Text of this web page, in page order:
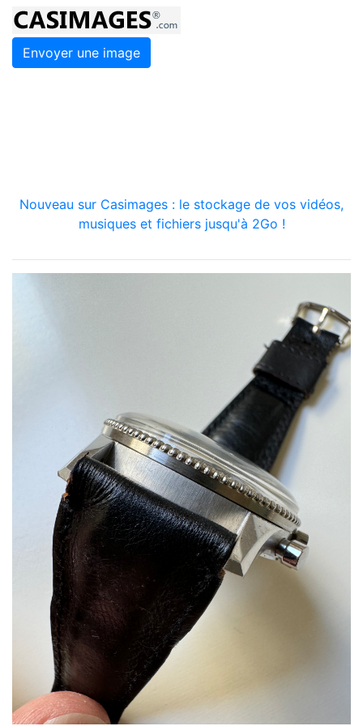
Envoyer une image
Nouveau sur Casimages : le stockage de vos vidéos,
musiques et fichiers jusqu'à 2Go !